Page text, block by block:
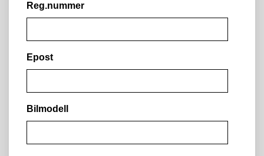
Reg.nummer
Epost
Bilmodell